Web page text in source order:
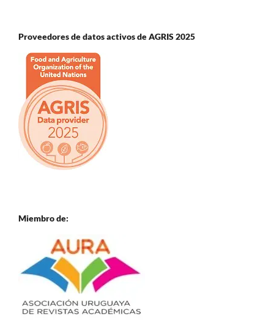
Proveedores de datos activos de AGRIS 2025
Miembro de: